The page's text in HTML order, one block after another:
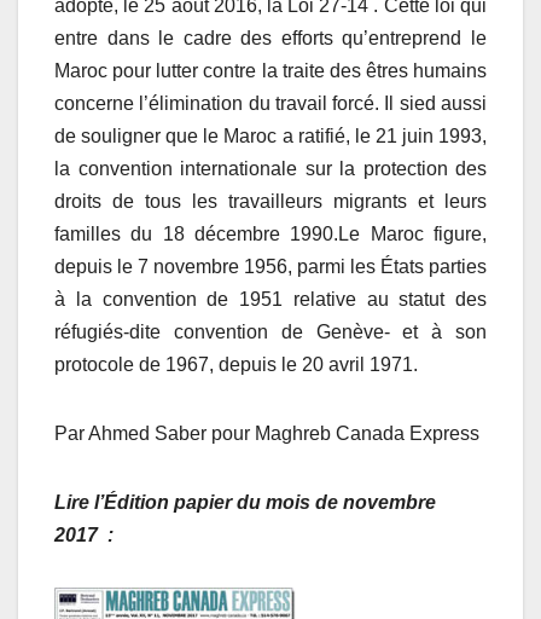
adopté, le 25 août 2016, la Loi 27-14 . Cette loi qui
entre dans le cadre des efforts qu’entreprend le
Maroc pour lutter contre la traite des êtres humains
concerne l’élimination du travail forcé. Il sied aussi
de souligner que le Maroc a ratifié, le 21 juin 1993,
la convention internationale sur la protection des
droits de tous les travailleurs migrants et leurs
familles du 18 décembre 1990.Le Maroc figure,
depuis le 7 novembre 1956, parmi les États parties
à la convention de 1951 relative au statut des
réfugiés-dite convention de Genève- et à son
protocole de 1967, depuis le 20 avril 1971.
Par Ahmed Saber pour Maghreb Canada Express
Lire l’Édition papier du mois de novembre
2017 :